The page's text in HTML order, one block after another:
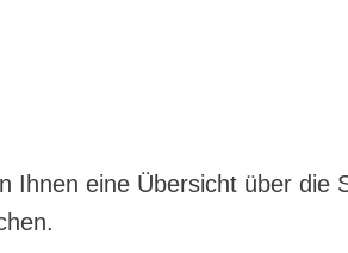
Ihnen eine Übersicht über die